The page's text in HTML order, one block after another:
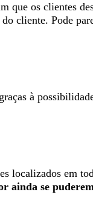
que os clientes
cliente. Pode
à
localizados em
ainda se